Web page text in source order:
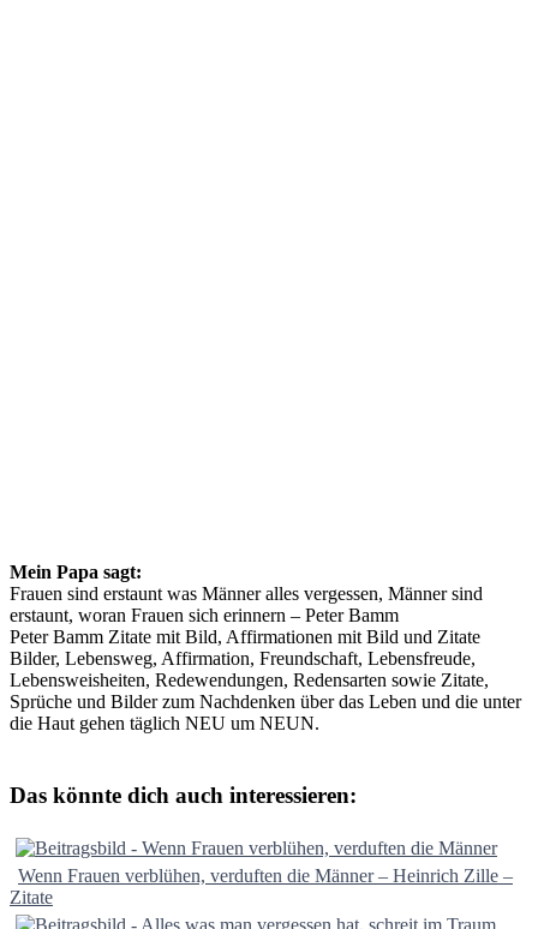
Mein Papa sagt:
Frauen sind erstaunt was Männer alles vergessen, Männer sind
erstaunt, woran Frauen sich erinnern – Peter Bamm
Peter Bamm Zitate mit Bild, Affirmationen mit Bild und Zitate
Bilder, Lebensweg, Affirmation, Freundschaft, Lebensfreude,
Lebensweisheiten, Redewendungen, Redensarten sowie Zitate,
Sprüche und Bilder zum Nachdenken über das Leben und die unter
die Haut gehen täglich NEU um NEUN.
Das könnte dich auch interessieren:
Wenn Frauen verblühen, verduften die Männer – Heinrich Zille –
Zitate